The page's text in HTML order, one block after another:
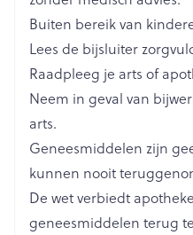
Als u een
sofosbuvir/velpatasvir/
gebruikt voor een virale
hepatitis C genoemd)
Als u een geneesmiddel
genoemd (wordt bv.
orgaantransplantaties).
u van Aziatische
Filipijns, Vietnamees,
u ouder bent dan 70 jaar.
u matige
u risico heeft voor last en
spieren (myopathie).
Lengte
Diepte 73 mm
Ingrediënten
Behoud
Buiten bereik van
Lees de bijsluiter
Raadpleeg je arts of
Neem in geval van
arts.
Geneesmiddelen zijn
kunnen nooit
De wet verbiedt
geneesmiddelen terug